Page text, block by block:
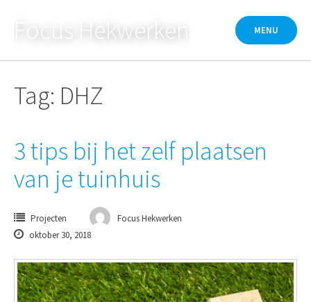
Focus Hekwerken MENU
Tag: DHZ
3 tips bij het zelf plaatsen
van je tuinhuis
Projecten
Focus Hekwerken
oktober 30, 2018